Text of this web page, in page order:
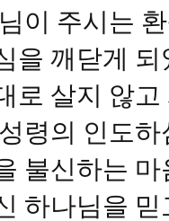
이 주시는
을 깨닫게
로 살지 않
령의 인도
불신하는
하나님을